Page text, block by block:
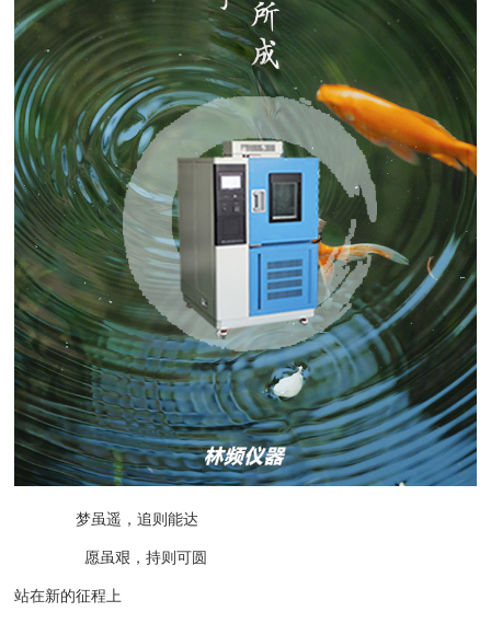
梦虽遥，追则能达
愿虽艰，持则可圆
站在新的征程上